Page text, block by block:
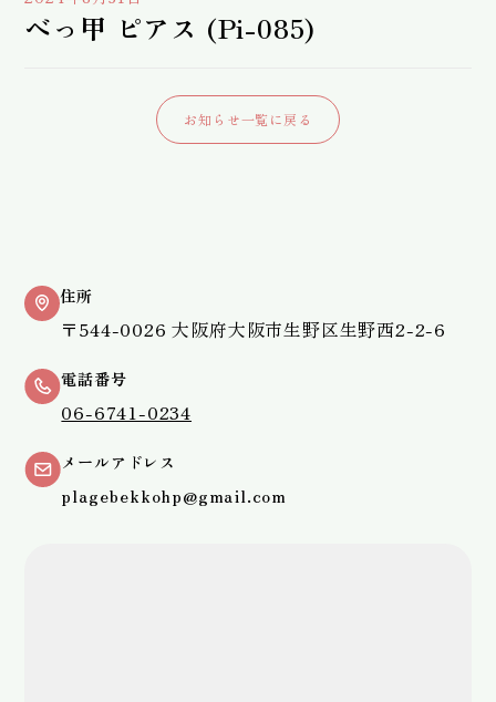
べっ甲 ピアス (Pi-085)
お知らせ一覧に戻る
住所
〒544-0026 大阪府大阪市生野区生野西2-2-6
電話番号
06-6741-0234
メールアドレス
plagebekkohp@gmail.com